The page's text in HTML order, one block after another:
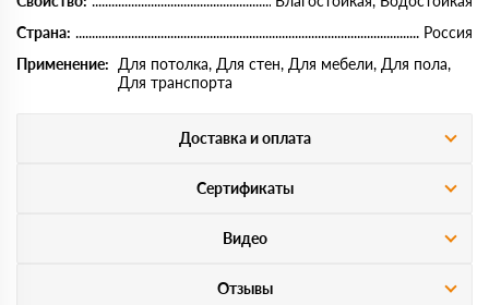
Страна:
Россия
Применение: Для потолка, Для стен, Для мебели, Для пола,
Для транспорта
Доставка и оплата
Сертификаты
Видео
Отзывы